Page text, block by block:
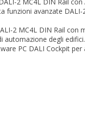
funzioni avanzate DALI-
2 MC4L DIN Rail con
automazione degli
PC DALI Cockpit per